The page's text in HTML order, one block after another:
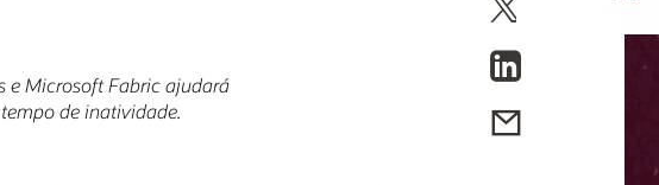
e Microsoft Fabric ajudará
de inatividade.